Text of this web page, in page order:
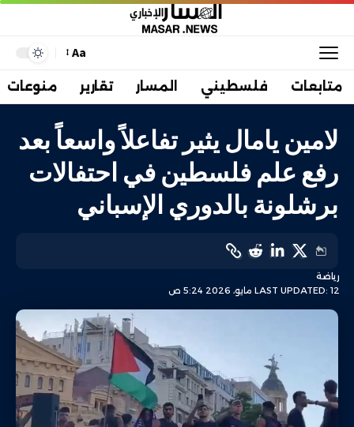
Aa
متابعات فلسطيني المسار تقارير منوعات
لامين يامال يثير تفاعلاً واسعاً بعد
رفع علم فلسطين في احتفالات
برشلونة بالدوري الإسباني
LAST UPDATED: 12 مايو، 2026 5:24 ص
رياضة